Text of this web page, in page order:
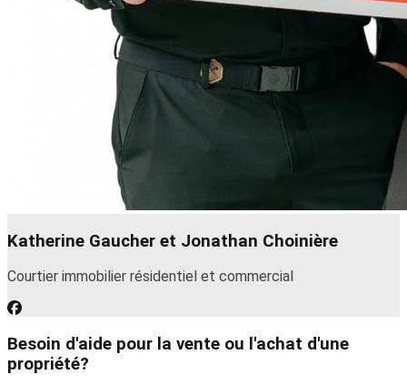
Katherine Gaucher et Jonathan Choinière
Courtier immobilier résidentiel et commercial
Besoin d'aide pour la vente ou l'achat d'une
propriété?